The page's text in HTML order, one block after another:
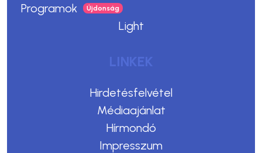
Programok
Light
LINKEK
Hirdetésfelvétel
Médiaajánlat
Hírmondó
Impresszum